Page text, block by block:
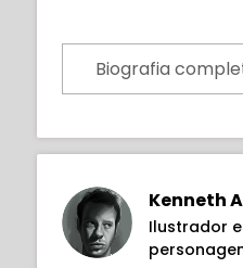
Biografia
Kenneth
Ilustrador